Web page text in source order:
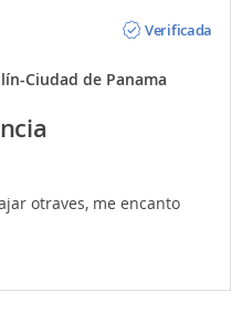
Verificada
Ciudad de Panama
otraves, me encanto